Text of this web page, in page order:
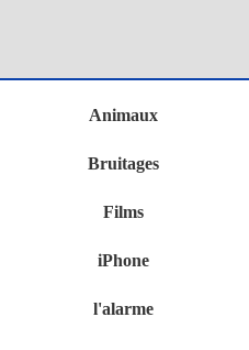
Animaux
Bruitages
Films
iPhone
l'alarme